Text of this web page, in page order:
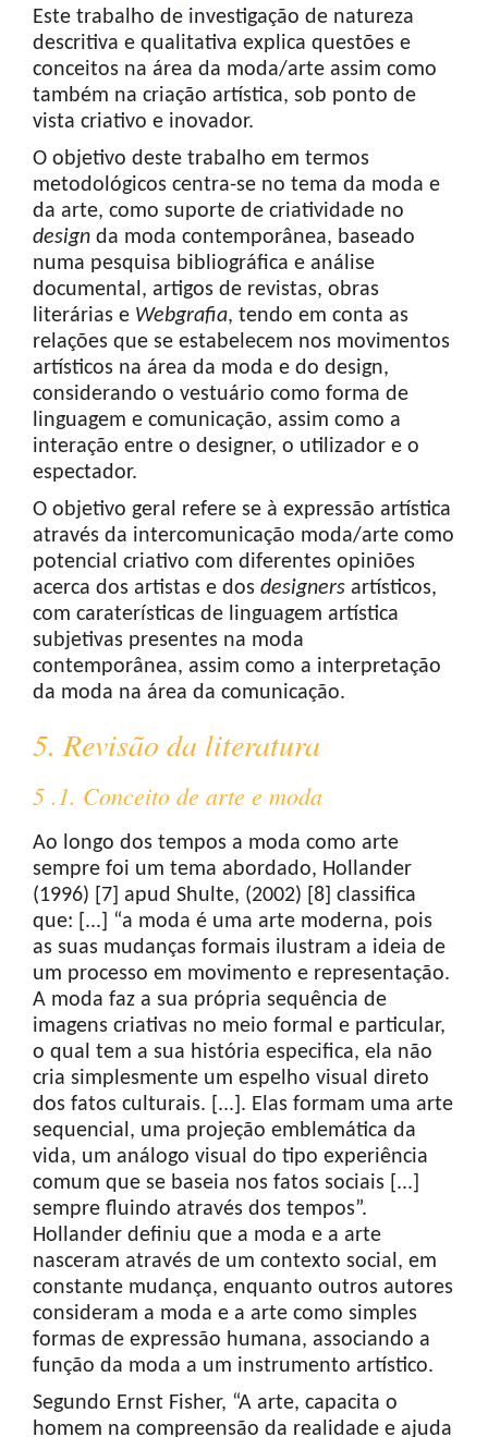
Este trabalho de investigação de natureza
descritiva e qualitativa explica questões e
conceitos na área da moda/arte assim como
também na criação artística, sob ponto de
vista criativo e inovador.
O objetivo deste trabalho em termos
metodológicos centra-se no tema da moda e
da arte, como suporte de criatividade no
design da moda contemporânea, baseado
numa pesquisa bibliográfica e análise
documental, artigos de revistas, obras
literárias e Webgrafia, tendo em conta as
relações que se estabelecem nos movimentos
artísticos na área da moda e do design,
considerando o vestuário como forma de
linguagem e comunicação, assim como a
interação entre o designer, o utilizador e o
espectador.
O objetivo geral refere se à expressão artística
através da intercomunicação moda/arte como
potencial criativo com diferentes opiniões
acerca dos artistas e dos designers artísticos,
com caraterísticas de linguagem artística
subjetivas presentes na moda
contemporânea, assim como a interpretação
da moda na área da comunicação.
5. Revisão da literatura
5 .1. Conceito de arte e moda
Ao longo dos tempos a moda como arte
sempre foi um tema abordado, Hollander
(1996) [7] apud Shulte, (2002) [8] classifica
que: [...] “a moda é uma arte moderna, pois
as suas mudanças formais ilustram a ideia de
um processo em movimento e representação.
A moda faz a sua própria sequência de
imagens criativas no meio formal e particular,
o qual tem a sua história especifica, ela não
cria simplesmente um espelho visual direto
dos fatos culturais. [...]. Elas formam uma arte
sequencial, uma projeção emblemática da
vida, um análogo visual do tipo experiência
comum que se baseia nos fatos sociais [...]
sempre fluindo através dos tempos”.
Hollander definiu que a moda e a arte
nasceram através de um contexto social, em
constante mudança, enquanto outros autores
consideram a moda e a arte como simples
formas de expressão humana, associando a
função da moda a um instrumento artístico.
Segundo Ernst Fisher, “A arte, capacita o
homem na compreensão da realidade e ajuda